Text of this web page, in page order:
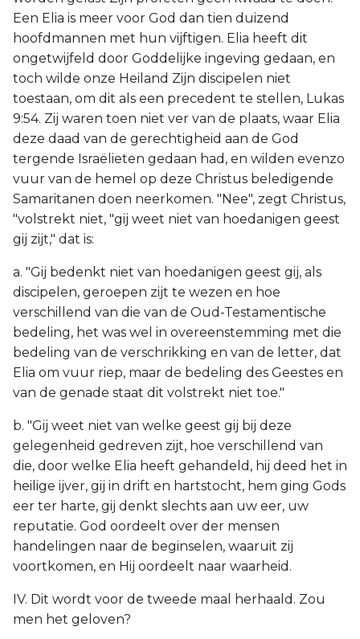
Een Elia is meer voor God dan tien duizend
hoofdmannen met hun vijftigen. Elia heeft dit
ongetwijfeld door Goddelijke ingeving gedaan, en
toch wilde onze Heiland Zijn discipelen niet
toestaan, om dit als een precedent te stellen, Lukas
9:54. Zij waren toen niet ver van de plaats, waar Elia
deze daad van de gerechtigheid aan de God
tergende Israëlieten gedaan had, en wilden evenzo
vuur van de hemel op deze Christus beledigende
Samaritanen doen neerkomen. "Nee", zegt Christus,
"volstrekt niet, "gij weet niet van hoedanigen geest
gij zijt," dat is:
a. "Gij bedenkt niet van hoedanigen geest gij, als
discipelen, geroepen zijt te wezen en hoe
verschillend van die van de Oud-Testamentische
bedeling, het was wel in overeenstemming met die
bedeling van de verschrikking en van de letter, dat
Elia om vuur riep, maar de bedeling des Geestes en
van de genade staat dit volstrekt niet toe."
b. "Gij weet niet van welke geest gij bij deze
gelegenheid gedreven zijt, hoe verschillend van
die, door welke Elia heeft gehandeld, hij deed het in
heilige ijver, gij in drift en hartstocht, hem ging Gods
eer ter harte, gij denkt slechts aan uw eer, uw
reputatie. God oordeelt over der mensen
handelingen naar de beginselen, waaruit zij
voortkomen, en Hij oordeelt naar waarheid.
IV. Dit wordt voor de tweede maal herhaald. Zou
men het geloven?